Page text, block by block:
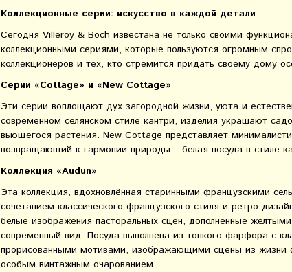
Коллекционные серии: искусство в каждой детали
Сегодня Villeroy & Boch известана не только своими
коллекционными сериями, которые пользуются огромным
коллекционеров и тех, кто стремится придать своему дому
Серии «Cottage» и «New Cottage»
Эти серии воплощают дух загородной жизни, уюта и
современном селянском стиле кантри, изделия украшают
вьющегося растения. New Cottage представляет
возвращающий к гармонии природы – белая посуда в стиле
Коллекция «Audun»
Эта коллекция, вдохновлённая старинными французскими
сочетанием классического французского стиля и ретро-
белые изображения пасторальных сцен, дополненные
современный вид. Посуда выполнена из тонкого фарфора с
прорисованными мотивами, изображающими сцены из жизни
особым винтажным очарованием.